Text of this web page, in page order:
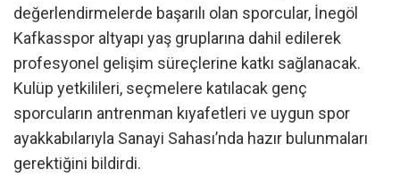
değerlendirmelerde başarılı olan sporcular, İnegöl
Kafkasspor altyapı yaş gruplarına dahil edilerek
profesyonel gelişim süreçlerine katkı sağlanacak.
Kulüp yetkilileri, seçmelere katılacak genç
sporcuların antrenman kıyafetleri ve uygun spor
ayakkabılarıyla Sanayi Sahası’nda hazır bulunmaları
gerektiğini bildirdi.